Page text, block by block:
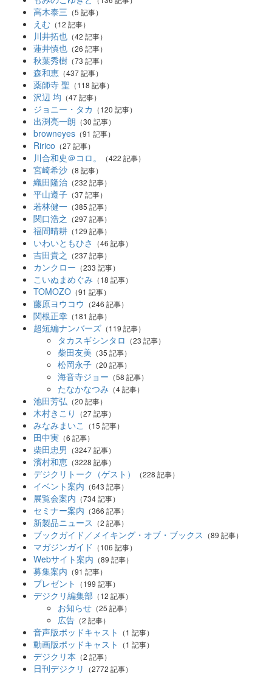
高木泰三 （5 記事）
えむ （12 記事）
川井拓也 （42 記事）
蓮井慎也 （26 記事）
秋葉秀樹 （73 記事）
森和恵 （437 記事）
薬師寺 聖 （118 記事）
沢辺 均 （47 記事）
ジョニー・タカ （120 記事）
出渕亮一朗 （30 記事）
browneyes （91 記事）
Ririco （27 記事）
川合和史＠コロ。 （422 記事）
宮崎希沙 （8 記事）
織田隆治 （232 記事）
平山遵子 （37 記事）
若林健一 （385 記事）
関口浩之 （297 記事）
福間晴耕 （129 記事）
いわいともひさ （46 記事）
吉田貴之 （237 記事）
カンクロー （233 記事）
こいぬまめぐみ （18 記事）
TOMOZO （91 記事）
藤原ヨウコウ （246 記事）
関根正幸 （181 記事）
超短編ナンバーズ （119 記事）
タカスギシンタロ （23 記事）
柴田友美 （35 記事）
松岡永子 （20 記事）
海音寺ジョー （58 記事）
たなかなつみ （4 記事）
池田芳弘 （20 記事）
木村きこり （27 記事）
みなみまいこ （15 記事）
田中実 （6 記事）
柴田忠男 （3247 記事）
濱村和恵 （3228 記事）
デジクリトーク（ゲスト） （228 記事）
イベント案内 （643 記事）
展覧会案内 （734 記事）
セミナー案内 （366 記事）
新製品ニュース （2 記事）
ブックガイド／メイキング・オブ・ブックス （89 記事）
マガジンガイド （106 記事）
Webサイト案内 （89 記事）
募集案内 （91 記事）
プレゼント （199 記事）
デジクリ編集部 （12 記事）
お知らせ （25 記事）
広告 （2 記事）
音声版ポッドキャスト （1 記事）
動画版ポッドキャスト （1 記事）
デジクリ本 （2 記事）
日刊デジクリ （2772 記事）